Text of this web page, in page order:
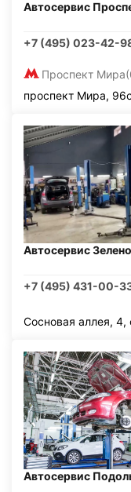
Автосервис
+7 (495) 023-42-
Проспект Мира
проспект Мира,
Автосервис
+7 (495) 431-00-
Сосновая аллея, 4,
Автосервис